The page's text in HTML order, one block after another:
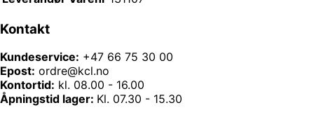
Kontakt
Kundeservice: +47 66 75 30 00
Epost: ordre@kcl.no
Kontortid: kl. 08.00 - 16.00
Åpningstid lager: Kl. 07.30 - 15.30